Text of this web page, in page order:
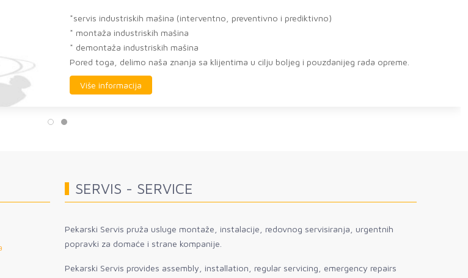
*servis industriskih mašina (interventno, preventivno i prediktivno)
* montaža industriskih mašina
* demontaža industriskih mašina
Pored toga, delimo naša znanja sa klijentima u cilju boljeg i pouzdanijeg rada opreme.
Više informacija
SERVIS - SERVICE
Pekarski Servis pruža usluge montaže, instalacije, redovnog servisiranja, urgentnih
popravki za domaće i strane kompanije.
Pekarski Servis provides assembly, installation, regular servicing, emergency repairs